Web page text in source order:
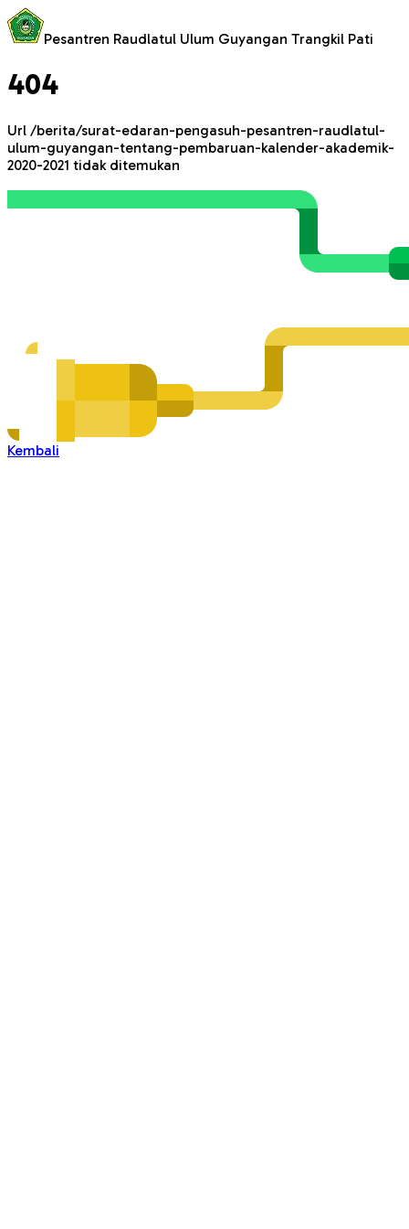
Pesantren Raudlatul Ulum Guyangan Trangkil Pati
404
Url /berita/surat-edaran-pengasuh-pesantren-raudlatul-
ulum-guyangan-tentang-pembaruan-kalender-akademik-
2020-2021 tidak ditemukan
Kembali